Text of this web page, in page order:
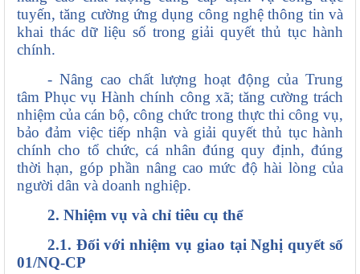
tuyến, tăng cường ứng dụng công nghệ thông tin và
khai thác dữ liệu số trong giải quyết thủ tục hành
chính.
- Nâng cao chất lượng hoạt động của Trung
tâm Phục vụ Hành chính công xã; tăng cường trách
nhiệm của cán bộ, công chức trong thực thi công vụ,
bảo đảm việc tiếp nhận và giải quyết thủ tục hành
chính cho tổ chức, cá nhân đúng quy định, đúng
thời hạn, góp phần nâng cao mức độ hài lòng của
người dân và doanh nghiệp.
2. Nhiệm vụ và chỉ tiêu cụ thể
2.1. Đối với nhiệm vụ giao tại Nghị quyết số
01/NQ-CP